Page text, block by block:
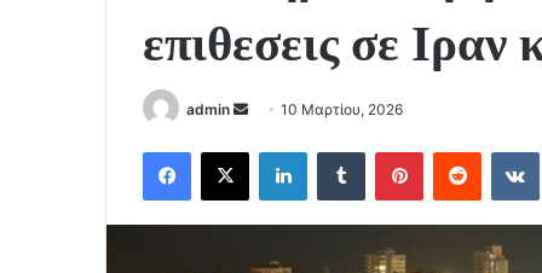
επιθεσεις σε Ιραν
admin
Send
email
10 Μαρτίου, 2026
Facebook
X LinkedInTumblr PinterestReddit